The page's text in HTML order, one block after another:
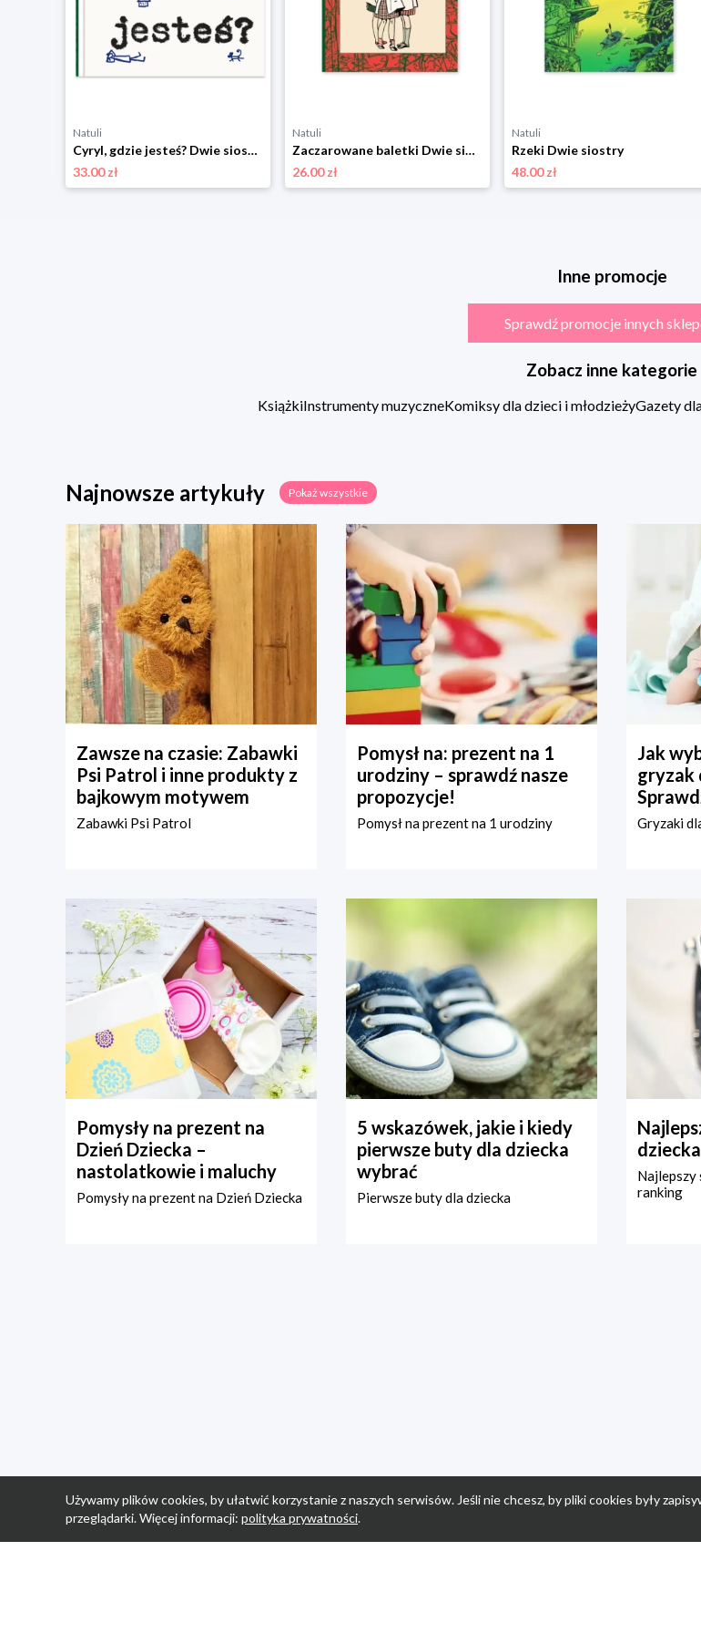
Natuli
Cyryl, gdzie jesteś? Dwie siostry
33.00 zł
Natuli
Zaczarowane baletki Dwie siostry
26.00 zł
Natuli
Rzeki Dwie siostry
48.00 zł
Inne promocje
Sprawdź promocje innych
Zobacz inne kategorie
KsiążkiInstrumenty muzyczneKomiksy dla dzieci i młodzieżyGazety
Najnowsze artykuły Pokaż wszystkie
Zawsze na czasie: Zabawki
Psi Patrol i inne produkty z
bajkowym motywem
Zabawki Psi Patrol
Pomysł na: prezent na 1
urodziny – sprawdź nasze
propozycje!
Pomysł na prezent na 1 urodziny
Jak
gryzak
Gryzaki
Pomysły na prezent na
Dzień Dziecka –
nastolatkowie i maluchy
Pomysły na prezent na Dzień Dziecka
5 wskazówek, jakie i kiedy
pierwsze buty dla dziecka
wybrać
Pierwsze buty dla dziecka
Najlepszy
ranking
Używamy plików cookies, by ułatwić korzystanie z naszych serwisów. Jeśli nie chcesz, by pliki cookies były
przeglądarki. Więcej informacji: polityka prywatności.